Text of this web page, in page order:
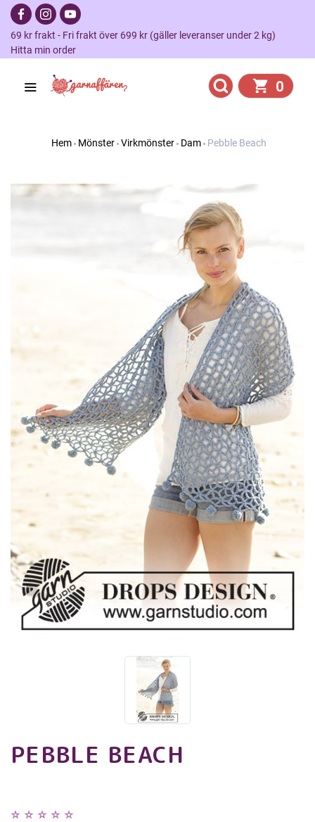
69 kr frakt - Fri frakt över 699 kr (gäller leveranser under 2 kg)
Hitta min order
0
Hem Mönster Virkmönster Dam Pebble Beach
PEBBLE BEACH